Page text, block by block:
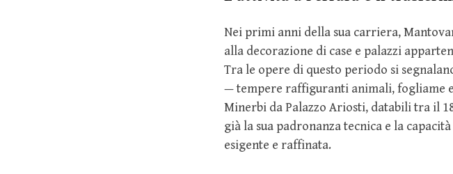
Nei primi anni della sua carriera,
alla decorazione di case e palazzi
Tra le opere di questo periodo si
— tempere raffiguranti animali, fogliame
Minerbi da Palazzo Ariosti, databili tra il
già la sua padronanza tecnica e la
esigente e raffinata.